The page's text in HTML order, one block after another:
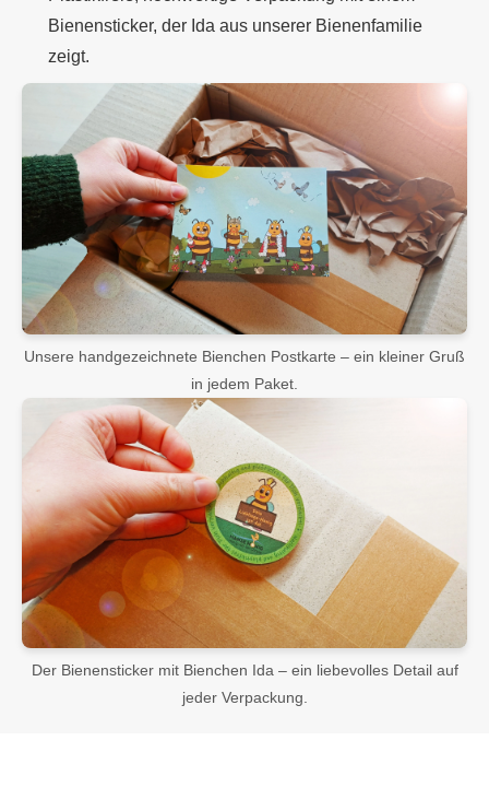
Bienensticker, der Ida aus unserer Bienenfamilie
zeigt.
Unsere handgezeichnete Bienchen Postkarte – ein kleiner Gruß
in jedem Paket.
Der Bienensticker mit Bienchen Ida – ein liebevolles Detail auf
jeder Verpackung.